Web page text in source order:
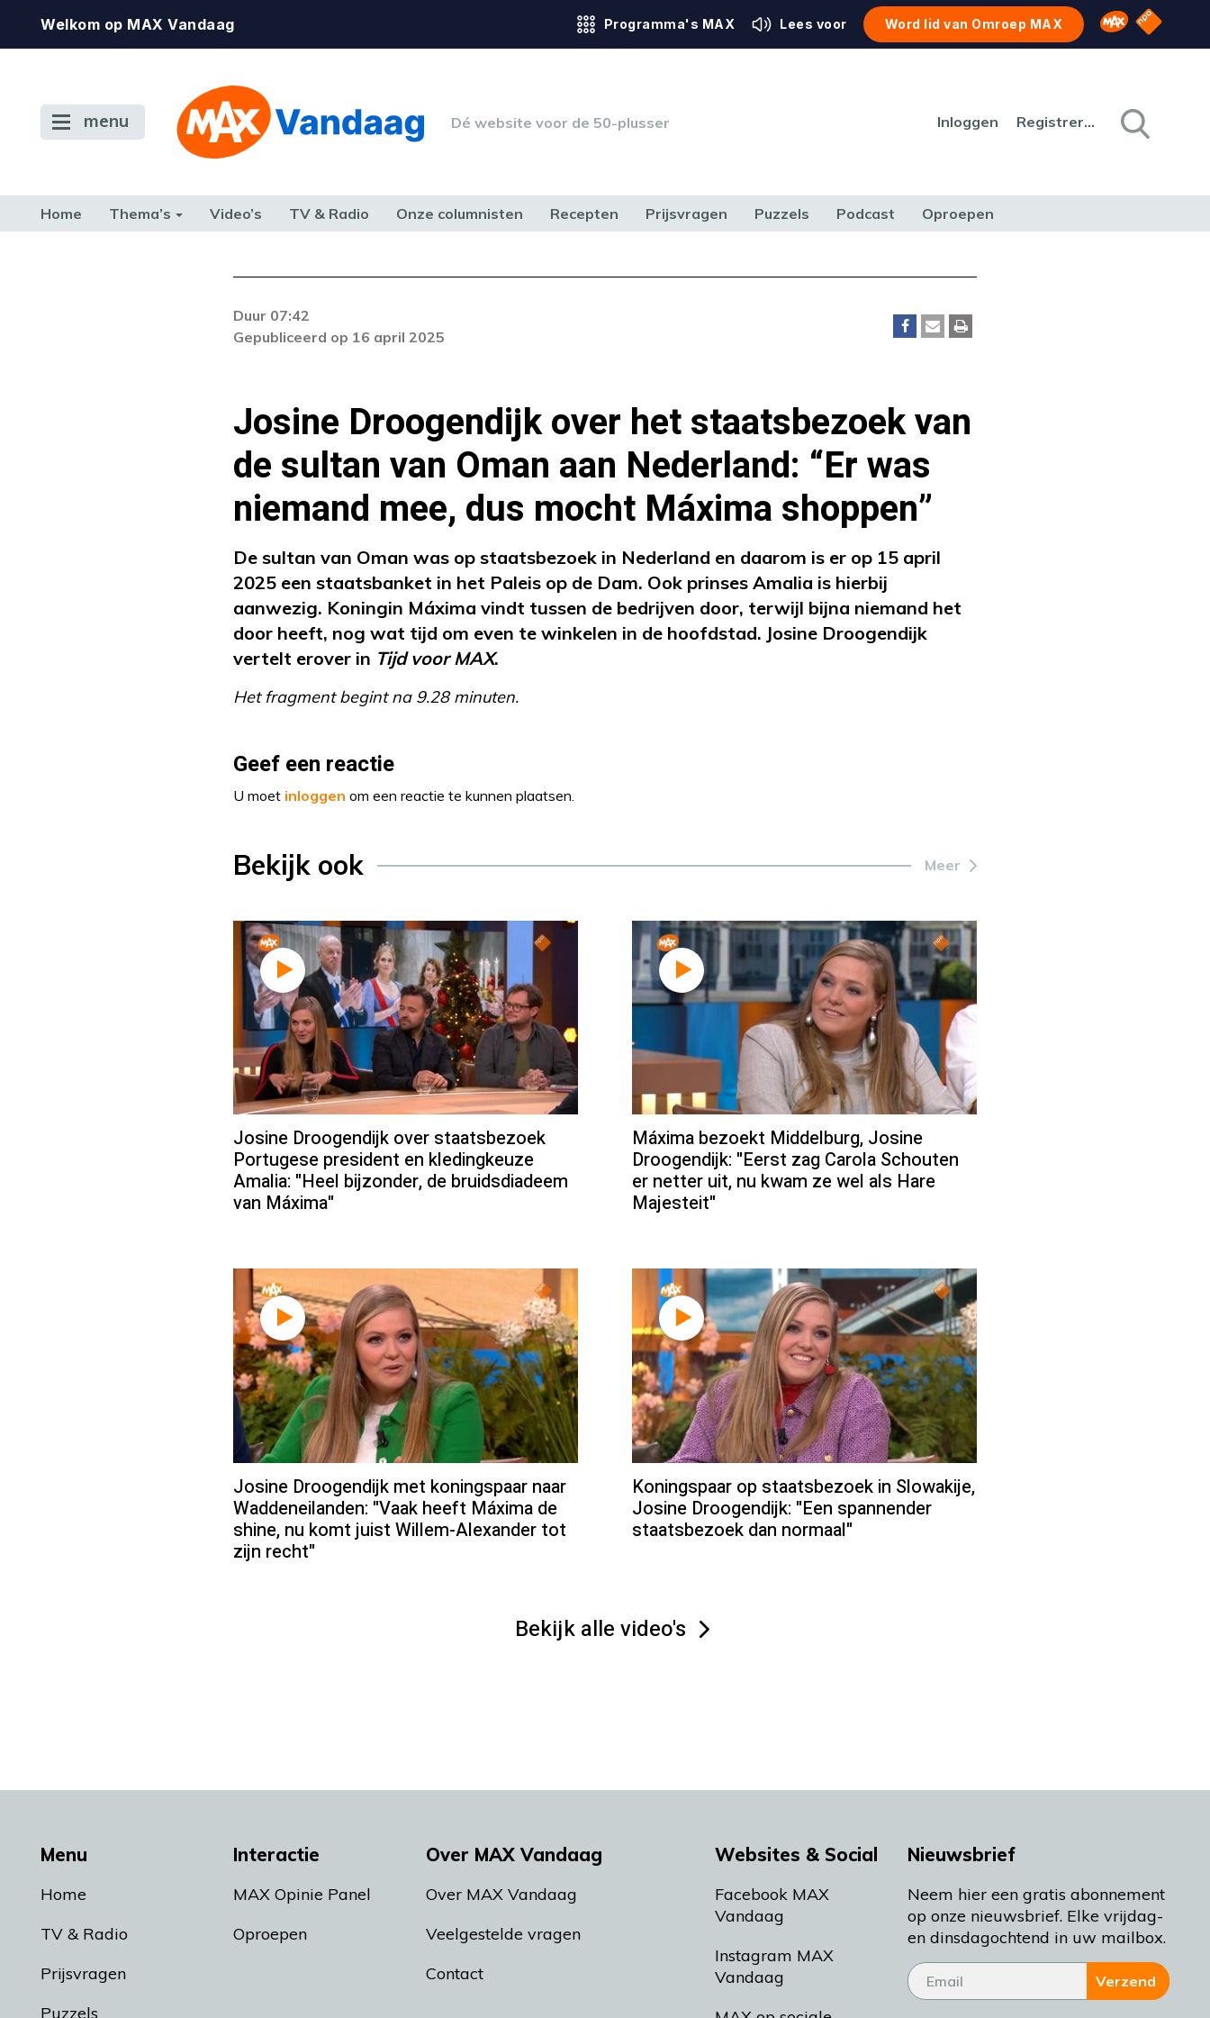
Welkom op MAX Vandaag Programma's MAX Lees voor Word lid van Omroep MAX Omroep MAX
NPO
menu Dé website voor de 50-plusser Inloggen Registreren
Home Thema’s Video’s TV & Radio Onze columnisten Recepten Prijsvragen Puzzels Podcast Oproepen
Er is een licentie-fout opgetreden. Als het probleem
zich blijft voordoen, neem dan contact op met onze
Duur 07:42
Gepubliceerd op 16 april 2025
Josine Droogendijk over het staatsbezoek van
de sultan van Oman aan Nederland: “Er was
niemand mee, dus mocht Máxima shoppen”
De sultan van Oman was op staatsbezoek in Nederland en daarom is er op 15 april
2025 een staatsbanket in het Paleis op de Dam. Ook prinses Amalia is hierbij
aanwezig. Koningin Máxima vindt tussen de bedrijven door, terwijl bijna niemand het
door heeft, nog wat tijd om even te winkelen in de hoofdstad. Josine Droogendijk
vertelt erover in Tijd voor MAX.
Het fragment begint na 9.28 minuten.
Geef een reactie
U moet inloggen om een reactie te kunnen plaatsen.
Bekijk ook Meer
Josine Droogendijk over staatsbezoek
Portugese president en kledingkeuze
Amalia: "Heel bijzonder, de bruidsdiadeem
van Máxima"
Máxima bezoekt Middelburg, Josine
Droogendijk: "Eerst zag Carola Schouten
er netter uit, nu kwam ze wel als Hare
Majesteit"
Josine Droogendijk met koningspaar naar
Waddeneilanden: "Vaak heeft Máxima de
shine, nu komt juist Willem-Alexander tot
zijn recht"
Koningspaar op staatsbezoek in Slowakije,
Josine Droogendijk: "Een spannender
staatsbezoek dan normaal"
Bekijk alle video's
Menu
Home
TV & Radio
Prijsvragen
Puzzels
Interactie
MAX Opinie Panel
Oproepen
Over MAX Vandaag
Over MAX Vandaag
Veelgestelde vragen
Contact
Websites & Social
Facebook MAX
Vandaag
Instagram MAX
Vandaag
Nieuwsbrief
Neem hier een gratis abonnement
op onze nieuwsbrief. Elke vrijdag-
en dinsdagochtend in uw mailbox.
Verzend